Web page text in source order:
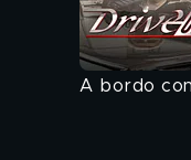
A bordo